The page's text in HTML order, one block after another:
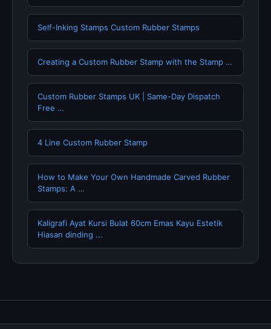
Self-Inking Stamps Custom Rubber Stamps
Creating a Custom Rubber Stamp with the Stamp …
Custom Rubber Stamps UK | Same-Day Dispatch
Free …
4 Line Custom Rubber Stamp
How to Make Your Own Handmade Carved Rubber
Stamps: A …
Kaligrafi Ayat Kursi Bulat 60cm Emas Kayu Estetik
Hiasan dinding ...